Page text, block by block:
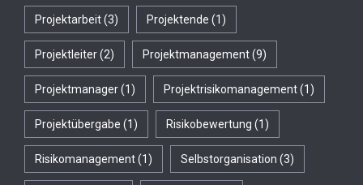
Projektarbeit(3) Projektende (1)
Projektleiter(2) Projektmanagement(9)
Projektmanager(1) Projektrisikomanagement(1)
Projektübergabe (1) Risikobewertung (1)
Risikomanagement(1) Selbstorganisation (3)